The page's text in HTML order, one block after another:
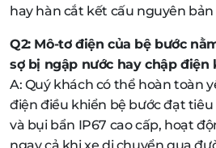
hay hàn cắt kết cấu nguyên bản
Q2: Mô-tơ điện của bệ bước
sợ bị ngập nước hay chập điện
A: Quý khách có thể hoàn toàn
điện điều khiển bệ bước đạt
và bụi bẩn IP67 cao cấp, hoạt